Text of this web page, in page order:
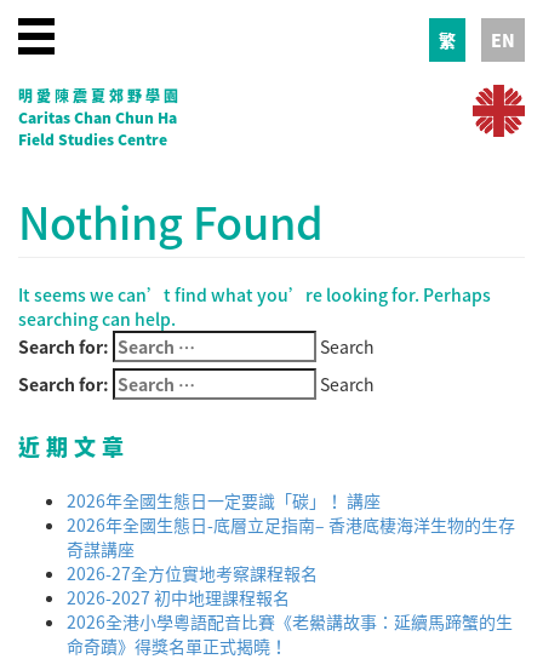
繁 EN
明愛陳震夏郊野學園
Caritas Chan Chun Ha
Field Studies Centre
Nothing Found
It seems we can’t find what you’re looking for. Perhaps
searching can help.
Search for:
Search
Search for:
Search
近期文章
2026年全國生態日一定要識「碳」！ 講座
2026年全國生態日-底層立足指南– 香港底棲海洋生物的生存
奇謀講座
2026-27全方位實地考察課程報名
2026-2027 初中地理課程報名
2026全港小學粵語配音比賽《老鱟講故事：延續馬蹄蟹的生
命奇蹟》得獎名單正式揭曉！